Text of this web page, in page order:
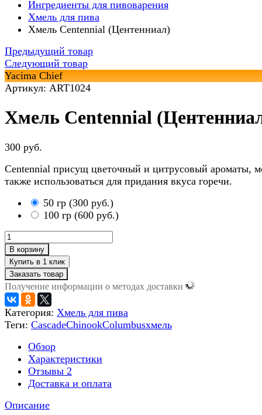
Ингредиенты для пивоварения
Хмель для пива
Хмель Centennial (Центенниал)
Предыдущий товар
Следующий товар
Yacima Chief
Артикул: ART1024
Хмель Centennial
300 руб.
Centennial присущ цветочный и цитрусовый ароматы,
также использоваться для придания вкуса горечи.
50 гр (300 руб.)
100 гр (600 руб.)
В корзину
Заказать товар
Получение информации о методах доставки
Категория: Хмель для пива
Теги: CascadeChinookColumbusхмель
Обзор
Характеристики
Отзывы 2
Доставка и оплата
Описание